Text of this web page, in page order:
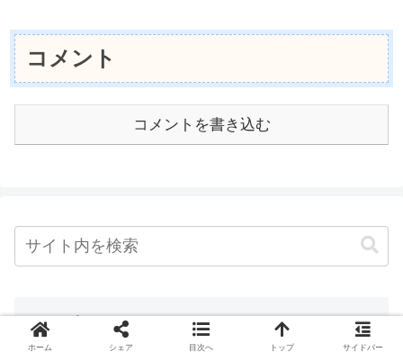
コメント
コメントを書き込む
カテゴリー
ホーム シェア 目次へ トップ サイドバー